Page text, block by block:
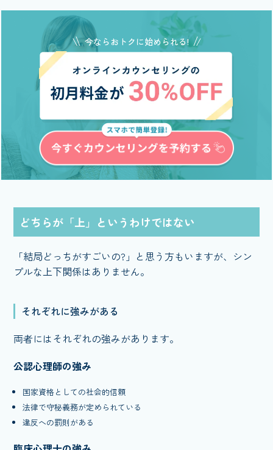
今ならおトクに始められる!
どちらが「上」というわけではない
「結局どっちがすごいの?」と思う方もいますが、シン
プルな上下関係はありません。
それぞれに強みがある
両者にはそれぞれの強みがあります。
公認心理師の強み
国家資格としての社会的信頼
法律で守秘義務が定められている
違反への罰則がある